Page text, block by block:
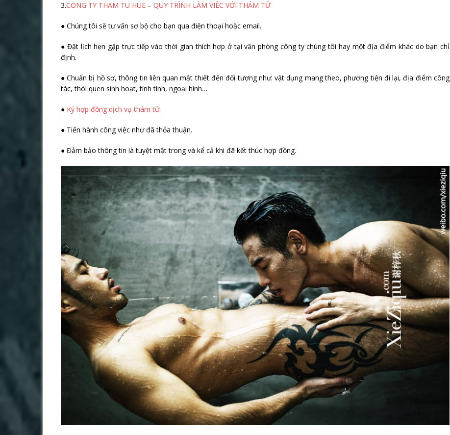
3.CONG TY THAM TU HUE– QUY TRÌNH LÀM VIÊC VỚI THÁM TỬ
● Chúng tôi sẽ tư vấn sơ bộ cho bạn qua điện thoại hoặc email.
● Đặt lịch hẹn gặp trực tiếp vào thời gian thích hợp ở tại văn phòng công ty chúng tôi hay một địa điểm khác do bạn chỉ
định.
● Chuẩn bị hồ sơ, thông tin liên quan mật thiết đến đối tượng như: vật dụng mang theo, phương tiện đi lại, địa điểm công
tác, thói quen sinh hoạt, tính tình, ngoại hình…
● Ký hợp đồng dịch vụ thám tử.
● Tiến hành công việc như đã thỏa thuận.
● Đảm bảo thông tin là tuyệt mật trong và kể cả khi đã kết thúc hợp đồng.